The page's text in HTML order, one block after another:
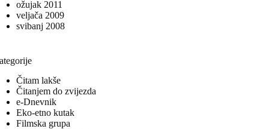
ožujak 2011
veljača 2009
svibanj 2008
Čitam lakše
Čitanjem do zvijezda
e-Dnevnik
Eko-etno kutak
Filmska grupa